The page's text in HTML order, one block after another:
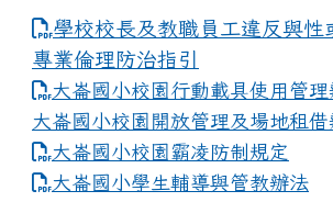
學校校長及教職員工違反與性
專業倫理防治指引
大崙國小校園行動載具使用管理
大崙國小校園開放管理及場地租借
大崙國小校園霸凌防制規定
大崙國小學生輔導與管教辦法